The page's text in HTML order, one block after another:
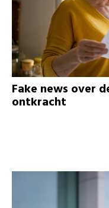
Fake news over
ontkracht